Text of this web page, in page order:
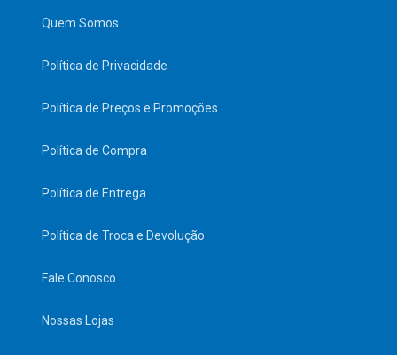
Quem Somos
Política de Privacidade
Política de Preços e Promoções
Política de Compra
Política de Entrega
Política de Troca e Devolução
Fale Conosco
Nossas Lojas